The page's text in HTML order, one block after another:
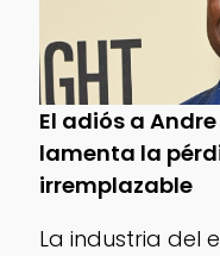
El adiós a
lamenta la
irremplazable
La industria del